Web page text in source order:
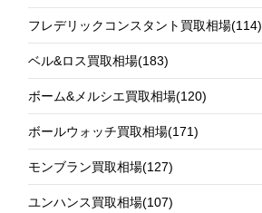
フレデリックコンスタント買取相場(114)
ベル&ロス買取相場(183)
ボーム&メルシエ買取相場(120)
ボールウォッチ買取相場(171)
モンブラン買取相場(127)
ユンハンス買取相場(107)